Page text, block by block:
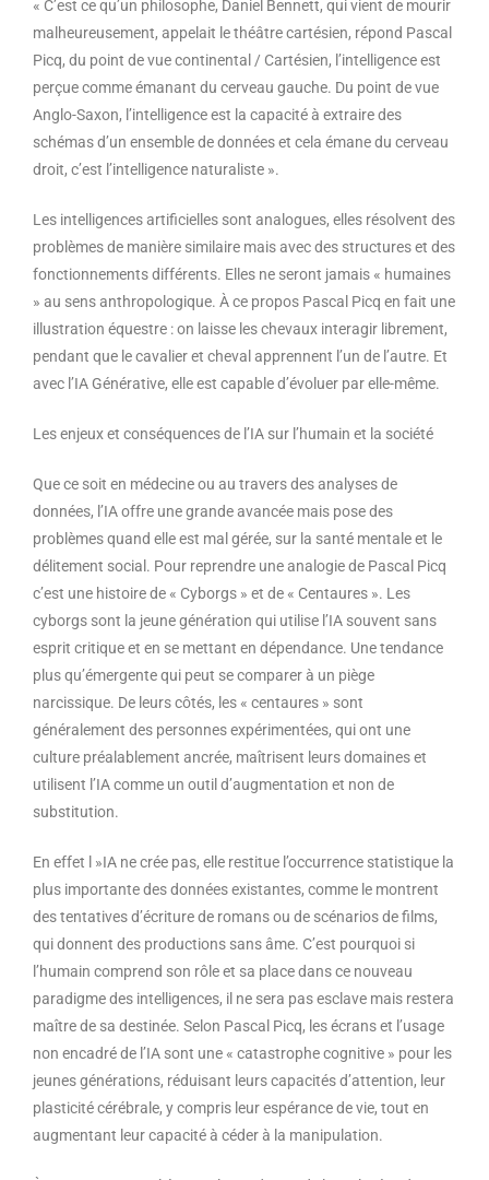
« C’est ce qu’un philosophe, Daniel Bennett, qui vient de mourir
malheureusement, appelait le théâtre cartésien, répond Pascal
Picq, du point de vue continental / Cartésien, l’intelligence est
perçue comme émanant du cerveau gauche. Du point de vue
Anglo-Saxon, l’intelligence est la capacité à extraire des
schémas d’un ensemble de données et cela émane du cerveau
droit, c’est l’intelligence naturaliste ».
Les intelligences artificielles sont analogues, elles résolvent des
problèmes de manière similaire mais avec des structures et des
fonctionnements différents. Elles ne seront jamais « humaines
» au sens anthropologique. À ce propos Pascal Picq en fait une
illustration équestre : on laisse les chevaux interagir librement,
pendant que le cavalier et cheval apprennent l’un de l’autre. Et
avec l’IA Générative, elle est capable d’évoluer par elle-même.
Les enjeux et conséquences de l’IA sur l’humain et la société
Que ce soit en médecine ou au travers des analyses de
données, l’IA offre une grande avancée mais pose des
problèmes quand elle est mal gérée, sur la santé mentale et le
délitement social. Pour reprendre une analogie de Pascal Picq
c’est une histoire de « Cyborgs » et de « Centaures ». Les
cyborgs sont la jeune génération qui utilise l’IA souvent sans
esprit critique et en se mettant en dépendance. Une tendance
plus qu’émergente qui peut se comparer à un piège
narcissique. De leurs côtés, les « centaures » sont
généralement des personnes expérimentées, qui ont une
culture préalablement ancrée, maîtrisent leurs domaines et
utilisent l’IA comme un outil d’augmentation et non de
substitution.
En effet l »IA ne crée pas, elle restitue l’occurrence statistique la
plus importante des données existantes, comme le montrent
des tentatives d’écriture de romans ou de scénarios de films,
qui donnent des productions sans âme. C’est pourquoi si
l’humain comprend son rôle et sa place dans ce nouveau
paradigme des intelligences, il ne sera pas esclave mais restera
maître de sa destinée. Selon Pascal Picq, les écrans et l’usage
non encadré de l’IA sont une « catastrophe cognitive » pour les
jeunes générations, réduisant leurs capacités d’attention, leur
plasticité cérébrale, y compris leur espérance de vie, tout en
augmentant leur capacité à céder à la manipulation.